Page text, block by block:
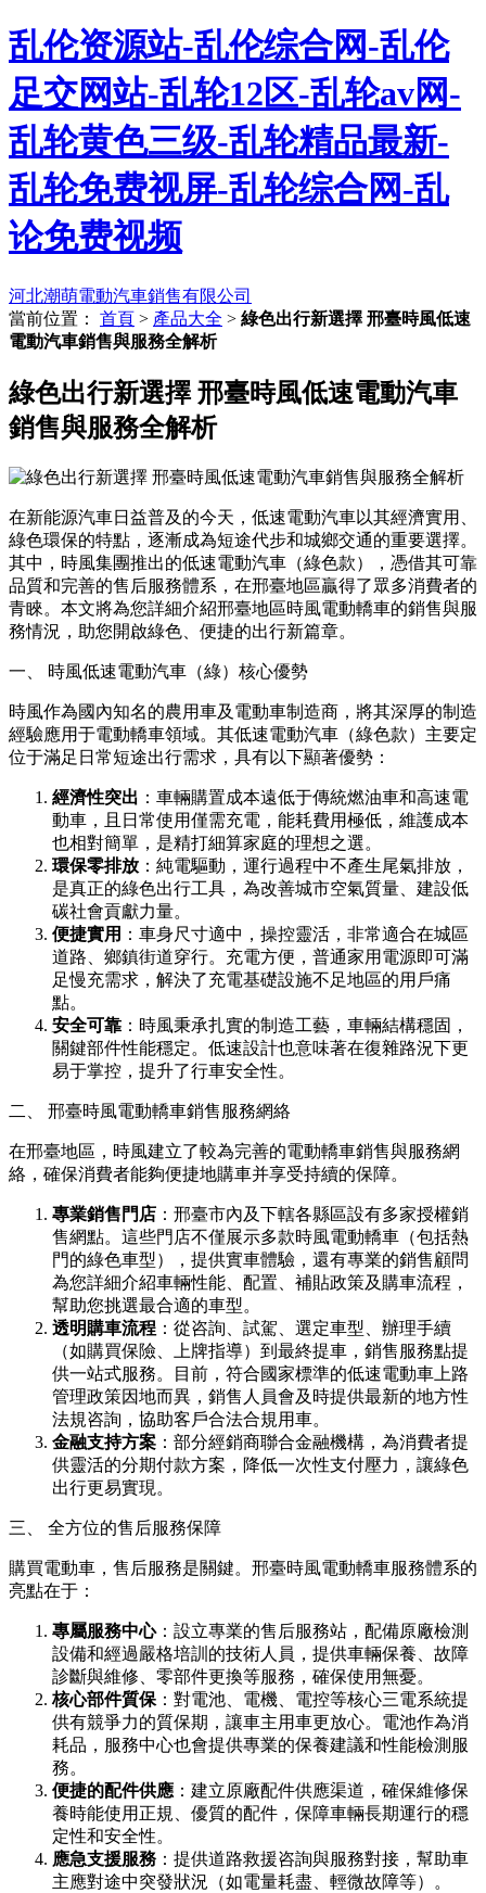
乱伦资源站-乱伦综合网-乱伦
足交网站-乱轮12区-乱轮av网-
乱轮黄色三级-乱轮精品最新-
乱轮免费视屏-乱轮综合网-乱
论免费视频
河北潮萌電動汽車銷售有限公司
當前位置：
首頁 > 產品大全 > 綠色出行新選擇 邢臺時風低速
電動汽車銷售與服務全解析
綠色出行新選擇 邢臺時風低速電動汽車
銷售與服務全解析
在新能源汽車日益普及的今天，低速電動汽車以其經濟實用、
綠色環保的特點，逐漸成為短途代步和城鄉交通的重要選擇。
其中，時風集團推出的低速電動汽車（綠色款），憑借其可靠
品質和完善的售后服務體系，在邢臺地區贏得了眾多消費者的
青睞。本文將為您詳細介紹邢臺地區時風電動轎車的銷售與服
務情況，助您開啟綠色、便捷的出行新篇章。
一、 時風低速電動汽車（綠）核心優勢
時風作為國內知名的農用車及電動車制造商，將其深厚的制造
經驗應用于電動轎車領域。其低速電動汽車（綠色款）主要定
位于滿足日常短途出行需求，具有以下顯著優勢：
經濟性突出 ：車輛購置成本遠低于傳統燃油車和高速電
動車，且日常使用僅需充電，能耗費用極低，維護成本
也相對簡單，是精打細算家庭的理想之選。
環保零排放 ：純電驅動，運行過程中不產生尾氣排放，
是真正的綠色出行工具，為改善城市空氣質量、建設低
碳社會貢獻力量。
便捷實用 ：車身尺寸適中，操控靈活，非常適合在城區
道路、鄉鎮街道穿行。充電方便，普通家用電源即可滿
足慢充需求，解決了充電基礎設施不足地區的用戶痛
點。
安全可靠 ：時風秉承扎實的制造工藝，車輛結構穩固，
關鍵部件性能穩定。低速設計也意味著在復雜路況下更
易于掌控，提升了行車安全性。
二、 邢臺時風電動轎車銷售服務網絡
在邢臺地區，時風建立了較為完善的電動轎車銷售與服務網
絡，確保消費者能夠便捷地購車并享受持續的保障。
專業銷售門店 ：邢臺市內及下轄各縣區設有多家授權銷
售網點。這些門店不僅展示多款時風電動轎車（包括熱
門的綠色車型），提供實車體驗，還有專業的銷售顧問
為您詳細介紹車輛性能、配置、補貼政策及購車流程，
幫助您挑選最合適的車型。
透明購車流程 ：從咨詢、試駕、選定車型、辦理手續
（如購買保險、上牌指導）到最終提車，銷售服務點提
供一站式服務。目前，符合國家標準的低速電動車上路
管理政策因地而異，銷售人員會及時提供最新的地方性
法規咨詢，協助客戶合法合規用車。
金融支持方案 ：部分經銷商聯合金融機構，為消費者提
供靈活的分期付款方案，降低一次性支付壓力，讓綠色
出行更易實現。
三、 全方位的售后服務保障
購買電動車，售后服務是關鍵。邢臺時風電動轎車服務體系的
亮點在于：
專屬服務中心：設立專業的售后服務站，配備原廠檢測
設備和經過嚴格培訓的技術人員，提供車輛保養、故障
診斷與維修、零部件更換等服務，確保使用無憂。
核心部件質保 ：對電池、電機、電控等核心三電系統提
供有競爭力的質保期，讓車主用車更放心。電池作為消
耗品，服務中心也會提供專業的保養建議和性能檢測服
務。
便捷的配件供應 ：建立原廠配件供應渠道，確保維修保
養時能使用正規、優質的配件，保障車輛長期運行的穩
定性和安全性。
應急支援服務 ：提供道路救援咨詢與服務對接，幫助車
主應對途中突發狀況（如電量耗盡、輕微故障等）。